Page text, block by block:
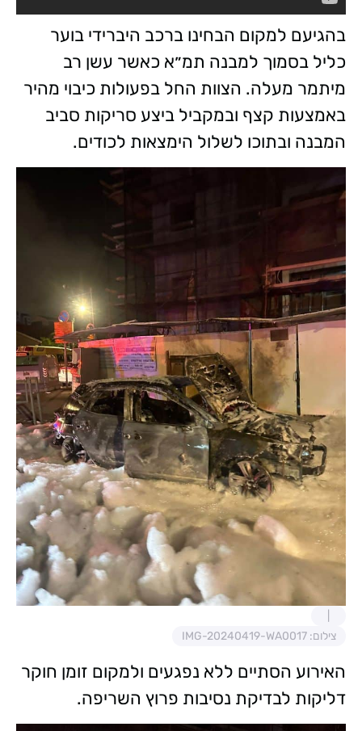
בהגיעם למקום הבחינו ברכב היברידי בוער
כליל בסמוך למבנה תמ״א כאשר עשן רב
מיתמר מעלה. הצוות החל בפעולות כיבוי מהיר
באמצעות קצף ובמקביל ביצע סריקות סביב
המבנה ובתוכו לשלול הימצאות לכודים.
צילום: IMG-20240419-WA0017
האירוע הסתיים ללא נפגעים ולמקום זומן חוקר
דליקות לבדיקת נסיבות פרוץ השריפה.